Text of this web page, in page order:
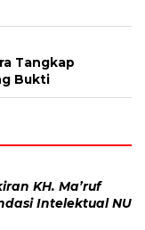
Tangkap
Bukti
KH. Ma’ruf
Intelektual NU